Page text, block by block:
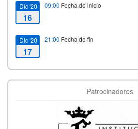
Dic '20
16
09:00 Fecha de inicio
Dic '20
17
21:00 Fecha de fin
Patrocinadores